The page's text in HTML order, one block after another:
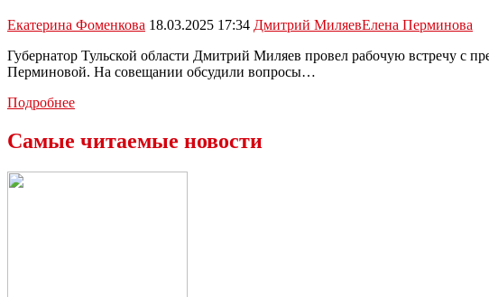
Екатерина Фоменкова 18.03.2025 17:34 Дмитрий МиляевЕлена Перминова
Губернатор Тульской области Дмитрий Миляев провел рабочую встречу с
Перминовой. На совещании обсудили вопросы…
ПодробнееДмитрий
встречу
Самые читаемые новости